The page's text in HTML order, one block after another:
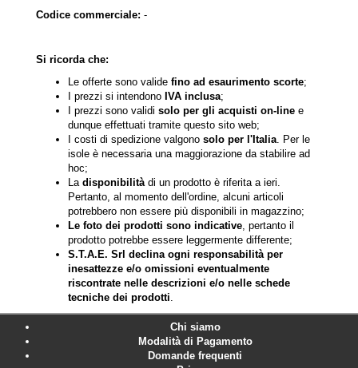
Codice commerciale: -
Si ricorda che:
Le offerte sono valide fino ad esaurimento scorte;
I prezzi si intendono IVA inclusa;
I prezzi sono validi solo per gli acquisti on-line e
dunque effettuati tramite questo sito web;
I costi di spedizione valgono solo per l'Italia. Per le
isole è necessaria una maggiorazione da stabilire ad
hoc;
La disponibilitàdi un prodotto è riferita a ieri.
Pertanto, al momento dell'ordine, alcuni articoli
potrebbero non essere più disponibili in magazzino;
Le foto dei prodotti sono indicative, pertanto il
prodotto potrebbe essere leggermente differente;
S.T.A.E. Srl declina ogni responsabilità per
inesattezze e/o omissioni eventualmente
riscontrate nelle descrizioni e/o nelle schede
tecniche dei prodotti.
Chi siamo
Modalità di Pagamento
Domande frequenti